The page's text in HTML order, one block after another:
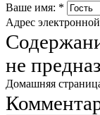
Ваше имя: *
Адрес
не
Домашняя